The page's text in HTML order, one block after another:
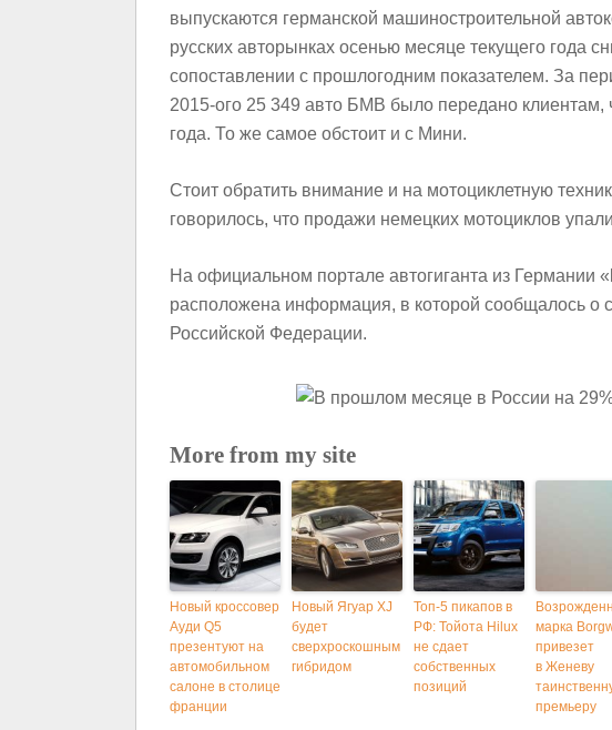
выпускаются германской машиностроительной
русских авторынках осенью месяце текущего года
сопоставлении с прошлогодним показателем. За
2015-ого 25 349 авто БМВ было передано клиентам,
года. То же самое обстоит и с Мини.
Стоит обратить внимание и на мотоциклетную
говорилось, что продажи немецких мотоциклов
На официальном портале автогиганта из Германии «
расположена информация, в которой сообщалось о
Российской Федерации.
More from my site
Новый кроссовер
Ауди Q5
презентуют на
автомобильном
салоне в столице
франции
Новый Ягуар XJ
будет
сверхроскошным
гибридом
Топ-5 пикапов в
РФ: Тойота Hilux
не сдает
собственных
позиций
марка
привезет
в Женеву
премьеру